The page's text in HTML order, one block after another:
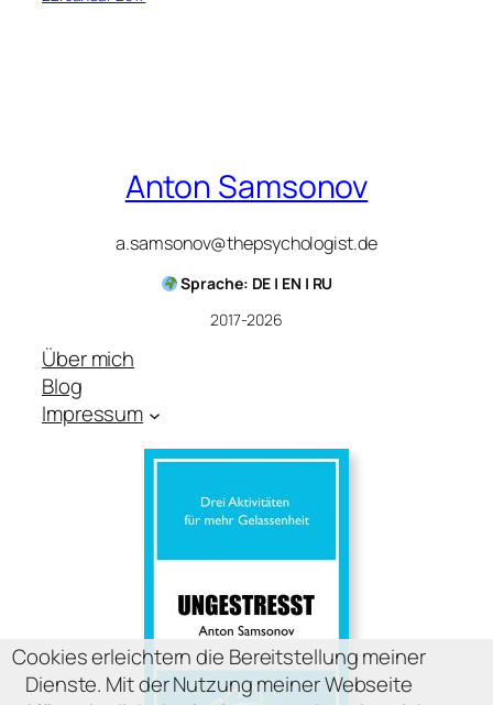
Anton Samsonov
a.samsonov@thepsychologist.de
Sprache: DE | EN | RU
2017-2026
Über mich
Blog
Impressum
Cookies erleichtern die Bereitstellung meiner
Dienste. Mit der Nutzung meiner Webseite